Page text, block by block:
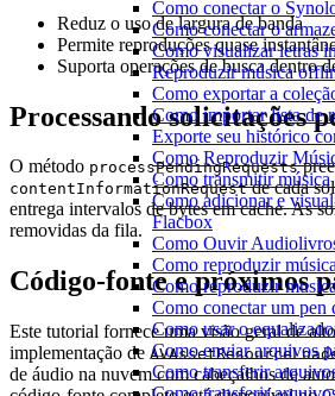
Como conectar o
Como conectar o
Como visualizar letras
Reproduzir música
Como exportar a
Como importar lista de
Exporte seu histórico
Como Reproduzir
Como transmitir
Como adicionar e
Flacbox
Como Ouvir
Como reproduzir
Como reproduzir
Como conectar um
Como usar o
Como enviar arquivos
Como transferir
Reduz o uso de largura de banda
Permite reproduções quase
Suporta operações de busca dentro
Processando solicitações
O método processPendingRequests
contentInformationRequestde cada
entrega intervalos de bytes em cache. As
removidas da fila.
Código-fonte e próximos
Este tutorial fornece uma visão geral de
implementação de
de áudio na nuvem com cabeçalhos de